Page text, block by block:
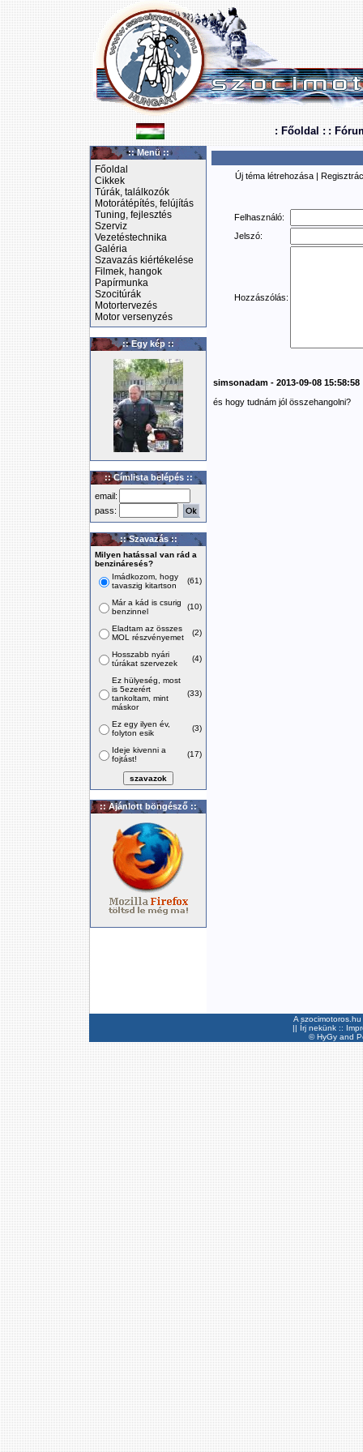
: Főoldal : :
:: Menü ::
Főoldal
Cikkek
Túrák, találkozók
Motorátépítés, felújítás
Tuning, fejlesztés
Szerviz
Vezetéstechnika
Galéria
Szavazás kiértékelése
Filmek, hangok
Papírmunka
Szocitúrák
Motortervezés
Motor versenyzés
:: Egy kép ::
:: Címlista belépés ::
email:
pass:
:: Szavazás ::
Milyen hatással van rád a
benzináresés?
Imádkozom, hogy
tavaszig kitartson
(61)
Már a kád is csurig
benzinnel
(10)
Eladtam az összes
MOL részvényemet
(2)
Hosszabb nyári
túrákat szervezek
(4)
Ez hülyeség, most
is 5ezerért
tankoltam, mint
máskor
(33)
Ez egy ilyen év,
folyton esik
(3)
Ideje kivenni a
fojtást!
(17)
:: Ajánlott böngésző ::
Új téma létrehozása |
Felhasználó:
Jelszó:
Hozzászólás:
simsonadam - 2013-09-08 15:58:58
és hogy tudnám jól összehangolni?
A
|| Írj nekünk ::
©HyGyand